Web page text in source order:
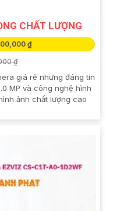
CHẤT LƯỢNG
₫
₫
giá rẻ nhưng đáng tin
MP và công nghệ hình
ảnh chất lượng cao